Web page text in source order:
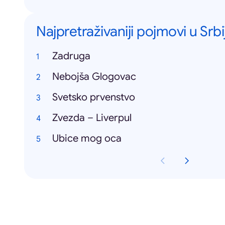
Najpretraživaniji pojmovi u
Zadruga
Nebojša Glogovac
Svetsko prvenstvo
Zvezda – Liverpul
Ubice mog oca